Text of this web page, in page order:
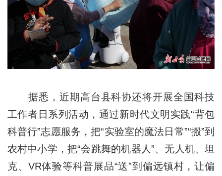
据悉，近期高台县科协还将开展全国科技
工作者日系列活动，通过新时代文明实践“背包
科普行”志愿服务，把“实验室的魔法日常”“搬”到
农村中小学，把“会跳舞的机器人”、无人机、坦
克、VR体验等科普展品“送”到偏远镇村，让偏